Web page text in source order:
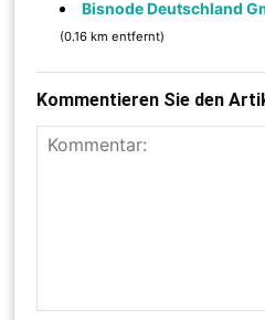
Bisnode Deutschland
(0.16 km entfernt)
Kommentieren Sie den